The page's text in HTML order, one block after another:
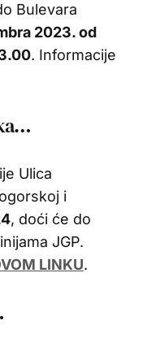
Bulevara
2023. od
. Informacije
Ulica
i
, doći će do
JGP.
LINKU.